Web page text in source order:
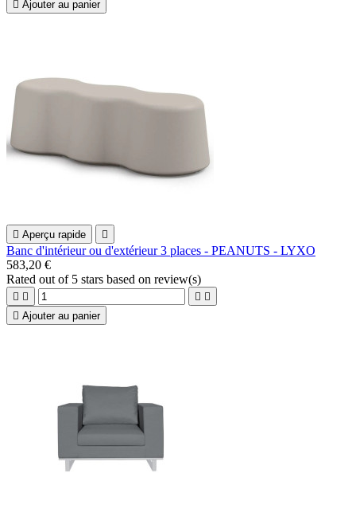
 Ajouter au panier
 Aperçu rapide 
Banc d'intérieur ou d'extérieur 3 places - PEANUTS - LYXO
583,20 €
Rated out of 5 stars based on review(s)
   
 Ajouter au panier